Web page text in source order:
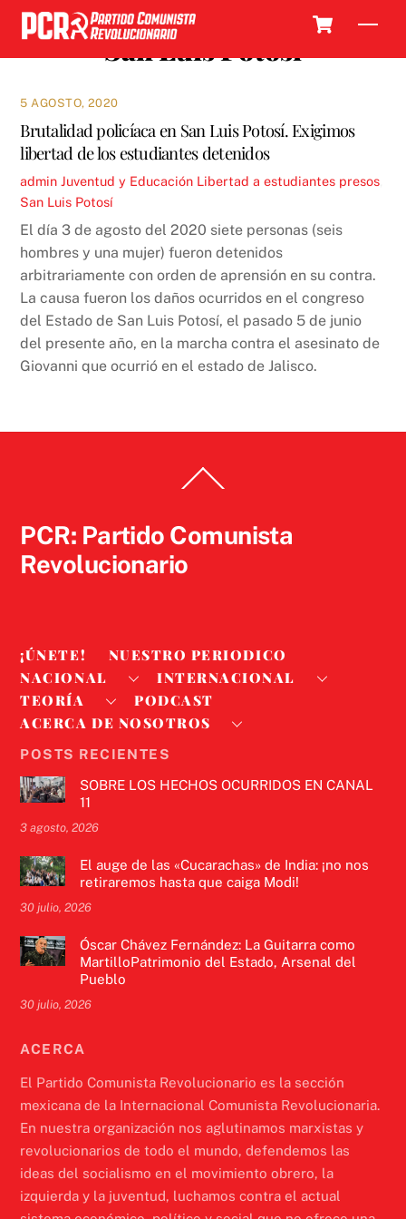
Skip
content
San Luis Potosí
5 AGOSTO, 2020
Brutalidad policíaca en San Luis Potosí. Exigimos
libertad de los estudiantes detenidos
admin Juventud y Educación Libertad a estudiantes presos
San Luis Potosí
El día 3 de agosto del 2020 siete personas (seis
hombres y una mujer) fueron detenidos
arbitrariamente con orden de aprensión en su contra.
La causa fueron los daños ocurridos en el congreso
del Estado de San Luis Potosí, el pasado 5 de junio
del presente año, en la marcha contra el asesinato de
Giovanni que ocurrió en el estado de Jalisco.
To
PCR: Partido Comunista
Revolucionario
¡ÚNETE!
NUESTRO PERIODICO
NACIONAL
INTERNACIONAL
TEORÍA
PODCAST
ACERCA DE NOSOTROS
POSTS RECIENTES
SOBRE LOS HECHOS OCURRIDOS EN CANAL
11
3 agosto, 2026
El auge de las «Cucarachas» de India: ¡no nos
retiraremos hasta que caiga Modi!
30 julio, 2026
Óscar Chávez Fernández: La Guitarra como
MartilloPatrimonio del Estado, Arsenal del
Pueblo
30 julio, 2026
ACERCA
El Partido Comunista Revolucionario es la sección
mexicana de la Internacional Comunista Revolucionaria.
En nuestra organización nos aglutinamos marxistas y
revolucionarios de todo el mundo, defendemos las
ideas del socialismo en el movimiento obrero, la
izquierda y la juventud, luchamos contra el actual